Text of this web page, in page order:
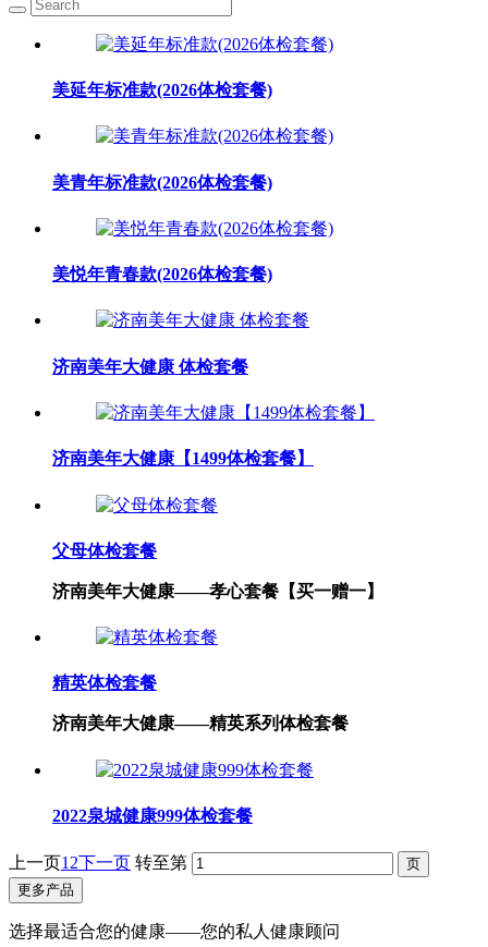
美延年标准款(2026体检套餐)
美青年标准款(2026体检套餐)
美悦年青春款(2026体检套餐)
济南美年大健康 体检套餐
济南美年大健康【1499体检套餐】
父母体检套餐
济南美年大健康——孝心套餐【买一赠一】
精英体检套餐
济南美年大健康——精英系列体检套餐
2022泉城健康999体检套餐
上一页1 2下一页 转至第
更多产品
选择最适合您的健康——您的私人健康顾问